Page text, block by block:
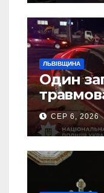
ЛЬВІВЩИНА
Один
ДТП на
СЕР 6, 2026